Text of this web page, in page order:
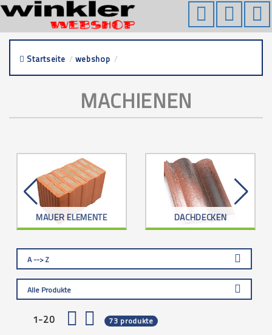
Startseite / webshop /
MACHIENEN
MAUER ELEMENTE DACHDECKEN
A --> Z
Alle Produkte
1-20 73 produkte